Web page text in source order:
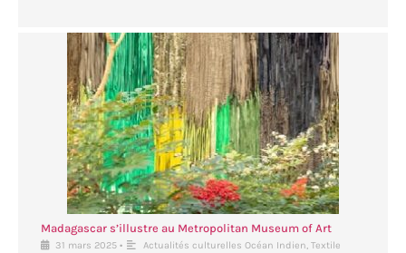
Madagascar s’illustre au Metropolitan Museum of Art
31 mars 2025 • Actualités culturelles Océan Indien, Textile